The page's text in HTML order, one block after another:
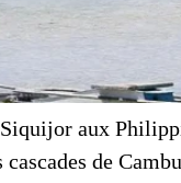
aux
de